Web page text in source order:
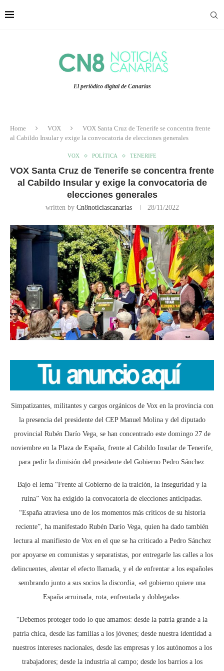
El periódico digital de Canarias
Home VOX
VOX Santa Cruz de Tenerife se concentra frente
al Cabildo Insular y exige la convocatoria de elecciones generales
VOX POLÍTICA TENERIFE
VOX Santa Cruz de Tenerife se concentra frente
al Cabildo Insular y exige la convocatoria de
elecciones generales
written by Cn8noticiascanarias 28/11/2022
Simpatizantes, militantes y cargos orgánicos de Vox en la provincia con
la presencia del presidente del CEP Manuel Molina y del diputado
provincial Rubén Darío Vega, se han concentrado este domingo 27 de
noviembre en la Plaza de España, frente al Cabildo Insular de Tenerife,
para pedir la dimisión del presidente del Gobierno Pedro Sánchez.
Bajo el lema “Frente al Gobierno de la traición, la inseguridad y la
ruina” Vox ha exigido la convocatoria de elecciones anticipadas.
“España atraviesa uno de los momentos más críticos de su historia
reciente”, ha manifestado Rubén Darío Vega, quien ha dado también
lectura al manifiesto de Vox en el que se ha criticado a Pedro Sánchez
por apoyarse en comunistas y separatistas, por entregarle las calles a los
delincuentes, alentar el efecto llamada, y el de enfrentar a los españoles
sembrando junto a sus socios la discordia, «el gobierno quiere una
España arruinada, rota, enfrentada y doblegada».
“Debemos proteger todo lo que amamos: desde la patria grande a la
patria chica, desde las familias a los jóvenes; desde nuestra identidad a
nuestros intereses nacionales, desde las empresas y los autónomos a los
trabajadores; desde la industria al campo; desde los barrios a los